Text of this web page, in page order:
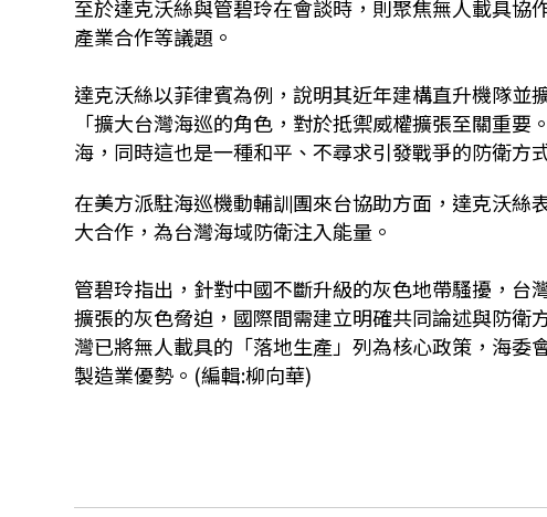
至於達克沃絲與管碧玲在會談時，則聚焦無人載具
產業合作等議題。
達克沃絲以菲律賓為例，說明其近年建構直升機隊並
「擴大台灣海巡的角色，對於抵禦威權擴張至關重
海，同時這也是一種和平、不尋求引發戰爭的防衛方式
在美方派駐海巡機動輔訓團來台協助方面，達克沃
大合作，為台灣海域防衛注入能量。
管碧玲指出，針對中國不斷升級的灰色地帶騷擾，
擴張的灰色脅迫，國際間需建立明確共同論述與防
灣已將無人載具的「落地生產」列為核心政策，海
製造業優勢。(編輯:柳向華)